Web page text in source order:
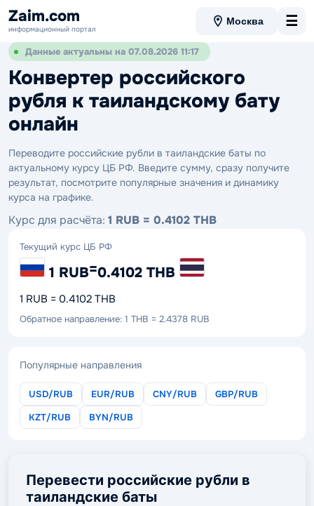
Zaim.com
информационный портал
Москва ☰
Данные актуальны на 07.08.2026 11:17
Конвертер российского
рубля к таиландскому бату
онлайн
Переводите российские рубли в таиландские баты по
актуальному курсу ЦБ РФ. Введите сумму, сразу получите
результат, посмотрите популярные значения и динамику
курса на графике.
Курс для расчёта: 1 RUB = 0.4102 THB
Текущий курс ЦБ РФ
1 RUB=0.4102 THB
1 RUB = 0.4102 THB
Обратное направление: 1 THB = 2.4378 RUB
Популярные направления
USD/RUB EUR/RUB CNY/RUB
GBP/RUB
KZT/RUB
BYN/RUB
Перевести российские рубли в
таиландские баты